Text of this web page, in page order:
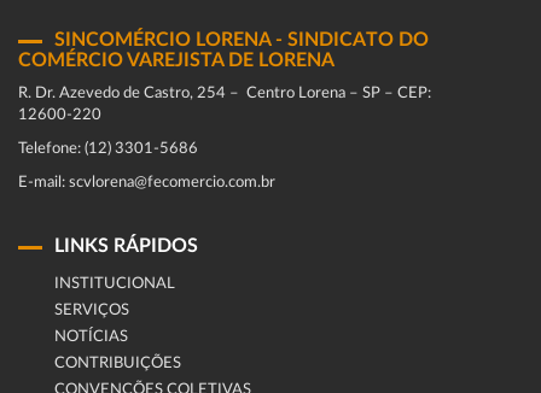
SINCOMÉRCIO LORENA - SINDICATO DO
COMÉRCIO VAREJISTA DE LORENA
R. Dr. Azevedo de Castro, 254 – Centro Lorena – SP – CEP:
12600-220
Telefone: (12) 3301-5686
E-mail: scvlorena@fecomercio.com.br
LINKS RÁPIDOS
INSTITUCIONAL
SERVIÇOS
NOTÍCIAS
CONTRIBUIÇÕES